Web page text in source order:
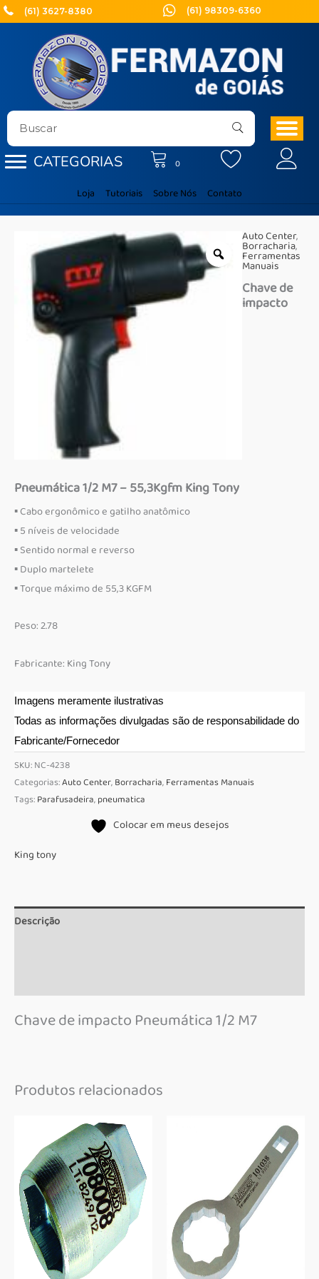
Ir
para
conteúdo
(61) 3627-8380 (61) 98309-6360
CATEGORIAS 0
Loja Tutoriais Sobre Nós Contato
Auto Center,
Borracharia,
Ferramentas
Manuais
Chave de
impacto
Pneumática 1/2 M7 – 55,3Kgfm King Tony
▪ Cabo ergonômico e gatilho anatômico
▪ 5 níveis de velocidade
▪ Sentido normal e reverso
▪ Duplo martelete
▪ Torque máximo de 55,3 KGFM
Peso: 2.78
Fabricante: King Tony
Imagens meramente ilustrativas
Todas as informações divulgadas são de responsabilidade do
Fabricante/Fornecedor
SKU:NC-4238
Categorias:Auto Center,Borracharia,Ferramentas Manuais
Tags:Parafusadeira,pneumatica
Colocar em meus desejos
King tony
Descrição
Chave de impacto Pneumática 1/2 M7
Produtos relacionados